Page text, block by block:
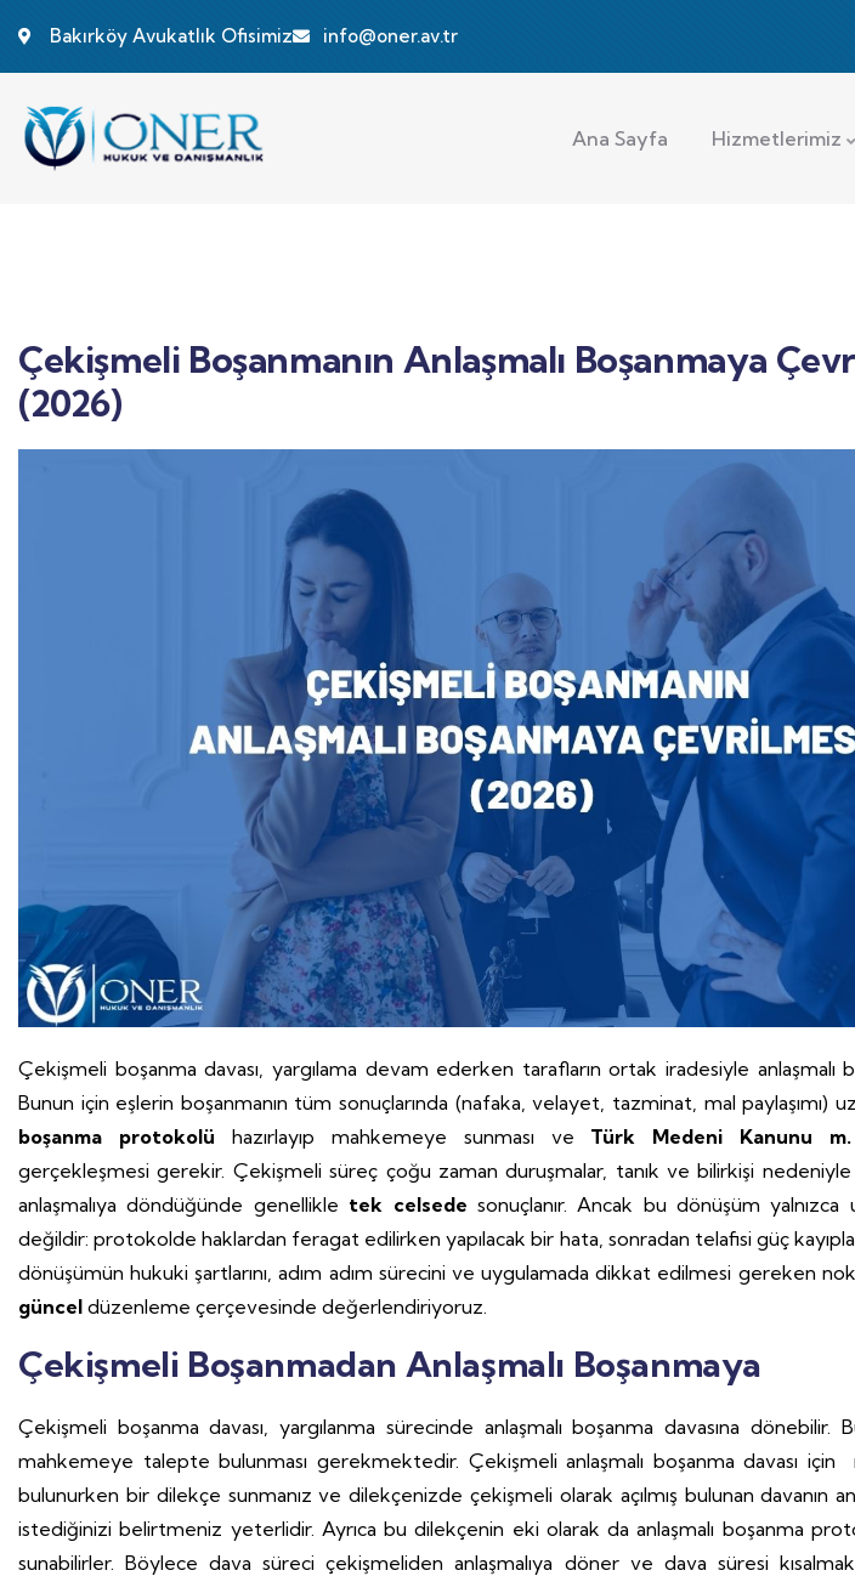
Bakırköy Avukatlık Ofisimiz info@oner.av.tr
Ana Sayfa Hizmetlerimiz
Çekişmeli Boşanmanın Anlaşmalı Boşanmaya
(2026)
Çekişmeli boşanma davası, yargılama devam ederken tarafların ortak iradesiyle anlaşmalı
Bunun için eşlerin boşanmanın tüm sonuçlarında (nafaka, velayet, tazminat, mal paylaşımı)
boşanma protokolü hazırlayıp mahkemeye sunması ve Türk Medeni Kanunu
gerçekleşmesi gerekir. Çekişmeli süreç çoğu zaman duruşmalar, tanık ve bilirkişi
anlaşmalıya döndüğünde genellikle tek celsede sonuçlanır. Ancak bu dönüşüm yalnızca
değildir: protokolde haklardan feragat edilirken yapılacak bir hata, sonradan telafisi güç
dönüşümün hukuki şartlarını, adım adım sürecini ve uygulamada dikkat edilmesi gereken
güncel düzenleme çerçevesinde değerlendiriyoruz.
Çekişmeli Boşanmadan Anlaşmalı Boşanmaya
Çekişmeli boşanma davası, yargılanma sürecinde anlaşmalı boşanma davasına dönebilir.
mahkemeye talepte bulunması gerekmektedir. Çekişmeli anlaşmalı boşanma davası
bulunurken bir dilekçe sunmanız ve dilekçenizde çekişmeli olarak açılmış bulunan davanın
istediğinizi belirtmeniz yeterlidir. Ayrıca bu dilekçenin eki olarak da anlaşmalı boşanma
sunabilirler. Böylece dava süreci çekişmeliden anlaşmalıya döner ve dava süresi